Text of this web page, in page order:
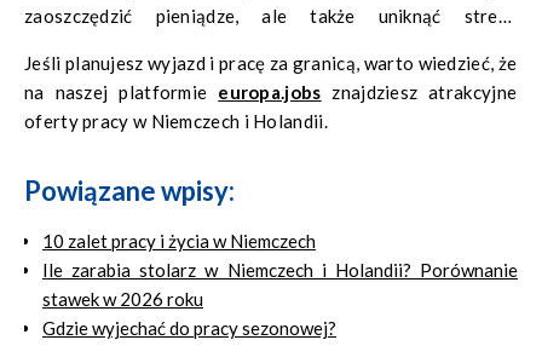
zaoszczędzić pieniądze, ale także uniknąć stresu
Jeśli planujesz wyjazd i pracę za granicą, warto wiedzieć, że
na naszej platformie europa.jobs znajdziesz atrakcyjne
oferty pracy w Niemczech i Holandii.
Powiązane wpisy:
10 zalet pracy i życia w Niemczech
Ile zarabia stolarz w Niemczech i Holandii? Porównanie
stawek w 2026 roku
Gdzie wyjechać do pracy sezonowej?